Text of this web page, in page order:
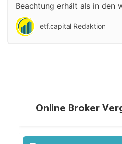
Beachtung erhält als in den
etf.capital Redaktion